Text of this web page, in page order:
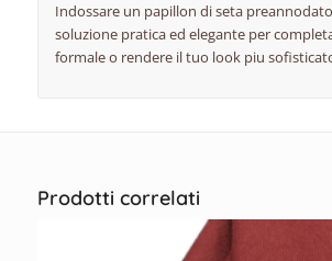
Indossare un papillon di seta
soluzione pratica ed elegante per
formale o rendere il tuo look piu
Prodotti correlati